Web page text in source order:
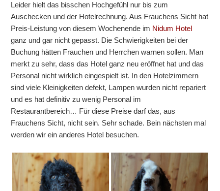
Leider hielt das bisschen Hochgefühl nur bis zum
Auschecken und der Hotelrechnung. Aus Frauchens Sicht hat
Preis-Leistung von diesem Wochenende im Nidum Hotel
ganz und gar nicht gepasst. Die Schwierigkeiten bei der
Buchung hätten Frauchen und Herrchen warnen sollen. Man
merkt zu sehr, dass das Hotel ganz neu eröffnet hat und das
Personal nicht wirklich eingespielt ist. In den Hotelzimmern
sind viele Kleinigkeiten defekt, Lampen wurden nicht repariert
und es hat definitiv zu wenig Personal im
Restaurantbereich… Für diese Preise darf das, aus
Frauchens Sicht, nicht sein. Sehr schade. Bein nächsten mal
werden wir ein anderes Hotel besuchen.